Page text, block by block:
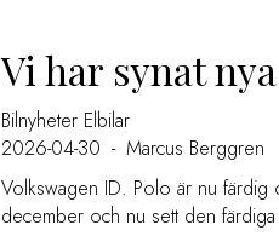
Vi har synat
Bilnyheter Elbilar
2026-04-30 - Marcus Berggren
Volkswagen ID. Polo är nu färdig
december och nu sett den